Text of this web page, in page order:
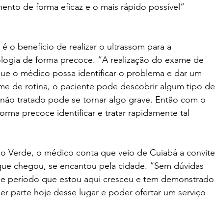
de forma eficaz e o mais rápido possível”
o benefício de realizar o ultrassom para a
de forma precoce. “A realização do exame de
o médico possa identificar o problema e dar um
de rotina, o paciente pode descobrir algum tipo de
tratado pode se tornar algo grave. Então com o
precoce identificar e tratar rapidamente tal
Verde, o médico conta que veio de Cuiabá a convite
chegou, se encantou pela cidade. “Sem dúvidas
período que estou aqui cresceu e tem demonstrado
parte hoje desse lugar e poder ofertar um serviço